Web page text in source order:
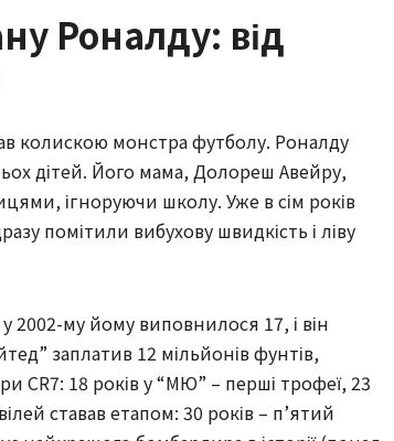
Роналду: від
колискою монстра футболу. Роналду
дітей. Його мама, Долореш Авейру,
ігноруючи школу. Уже в сім років
помітили вибухову швидкість і ліву
у 2002-му йому виповнилося 17, і він
заплатив 12 мільйонів фунтів,
CR7: 18 років у “МЮ” – перші трофеї, 23
ставав етапом: 30 років – п’ятий